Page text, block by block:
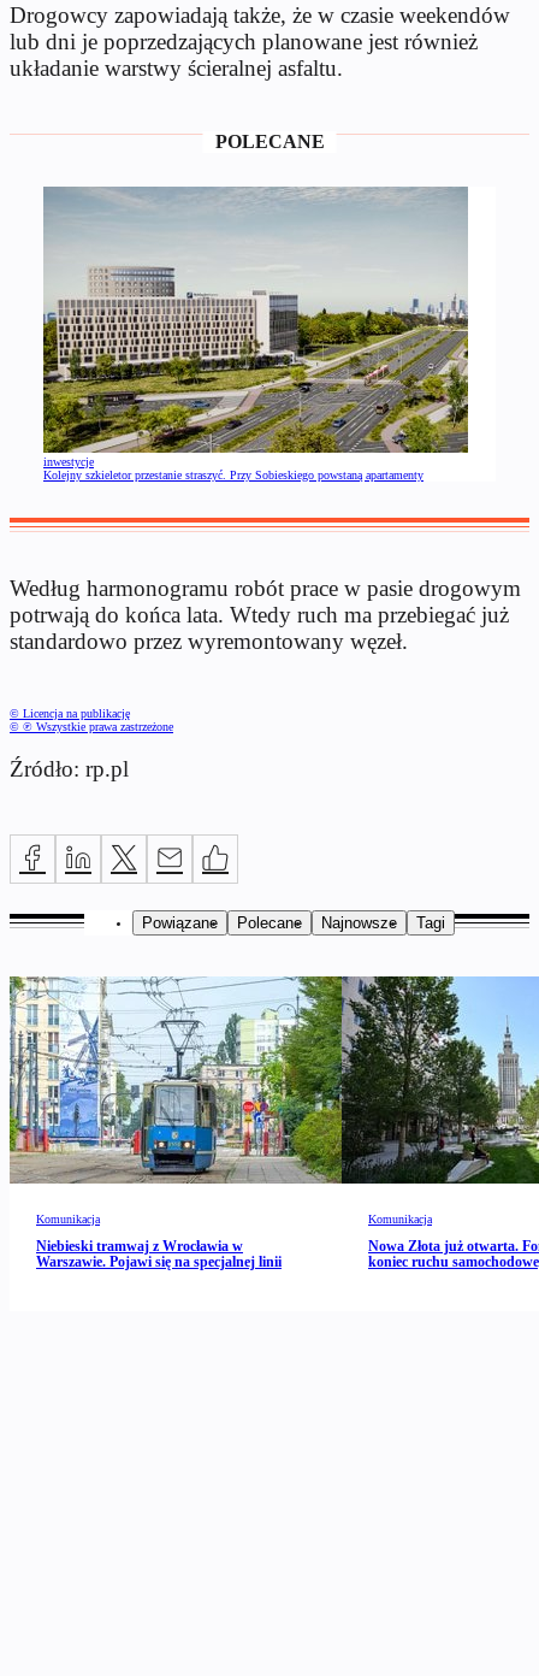
Drogowcy zapowiadają także, że w czasie weekendów
lub dni je poprzedzających planowane jest również
układanie warstwy ścieralnej asfaltu.
POLECANE
inwestycje
Kolejny szkieletor przestanie straszyć. Przy Sobieskiego powstaną apartamenty
Według harmonogramu robót prace w pasie drogowym
potrwają do końca lata. Wtedy ruch ma przebiegać już
standardowo przez wyremontowany węzeł.
© Licencja na publikację
© ℗ Wszystkie prawa zastrzeżone
Źródło: rp.pl
Powiązane Polecane Najnowsze Tagi
Komunikacja
Niebieski tramwaj z Wrocławia w
Warszawie. Pojawi się na specjalnej linii
Komunikacja
Nowa Złota już otwarta.
koniec ruchu